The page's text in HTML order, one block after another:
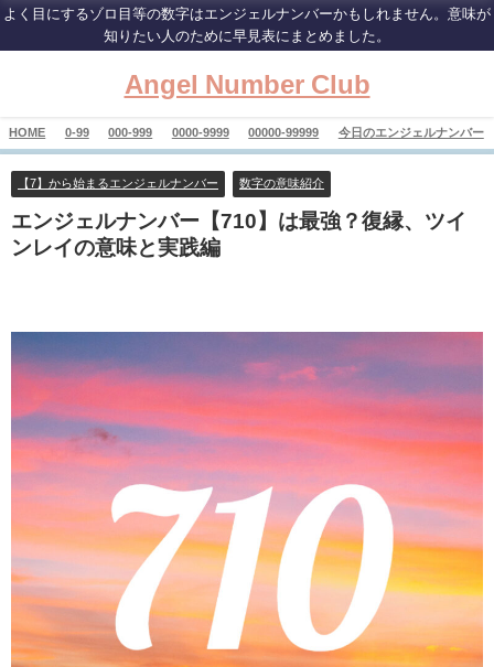
よく目にするゾロ目等の数字はエンジェルナンバーかもしれません。意味が
知りたい人のために早見表にまとめました。
Angel Number Club
HOME 0-99 000-999 0000-9999 00000-99999 今日のエンジェルナンバー
【7】から始まるエンジェルナンバー 数字の意味紹介
エンジェルナンバー【710】は最強？復縁、ツイ
ンレイの意味と実践編